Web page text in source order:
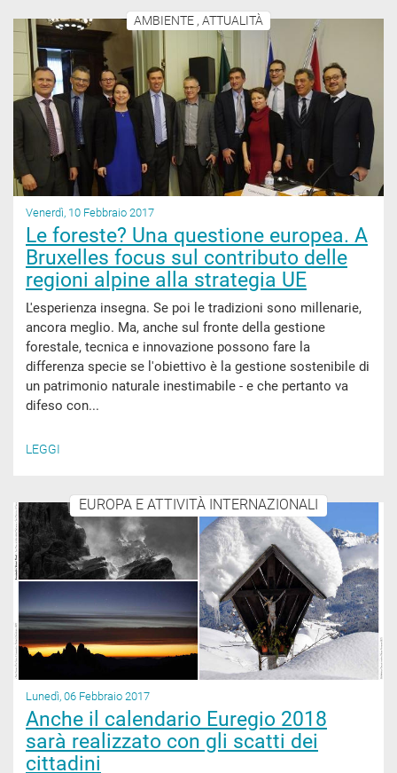
AMBIENTE , ATTUALITÀ
Venerdì, 10 Febbraio 2017
Le foreste? Una questione europea. A
Bruxelles focus sul contributo delle
regioni alpine alla strategia UE
L'esperienza insegna. Se poi le tradizioni sono millenarie,
ancora meglio. Ma, anche sul fronte della gestione
forestale, tecnica e innovazione possono fare la
differenza specie se l'obiettivo è la gestione sostenibile di
un patrimonio naturale inestimabile - e che pertanto va
difeso con...
LEGGI
EUROPA E ATTIVITÀ INTERNAZIONALI
Lunedì, 06 Febbraio 2017
Anche il calendario Euregio 2018
sarà realizzato con gli scatti dei
cittadini